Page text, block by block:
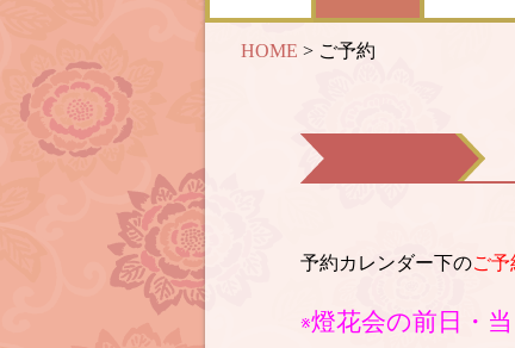
HOME > ご予約
予約カレンダー下のご
※燈花会の前日・